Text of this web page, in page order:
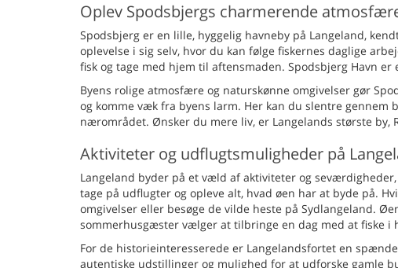
Oplev Spodsbjergs charmerende
Spodsbjerg er en lille, hyggelig havneby på Langeland,
oplevelse i sig selv, hvor du kan følge fiskernes daglige
fisk og tage med hjem til aftensmaden. Spodsbjerg Havn
Byens rolige atmosfære og naturskønne omgivelser gør
og komme væk fra byens larm. Her kan du slentre gennem
nærområdet. Ønsker du mere liv, er Langelands største by,
Aktiviteter og udflugtsmuligheder på
Langeland byder på et væld af aktiviteter og
tage på udflugter og opleve alt, hvad øen har at byde på.
omgivelser eller besøge de vilde heste på Sydlangeland.
sommerhusgæster vælger at tilbringe en dag med at fiske i
For de historieinteresserede er Langelandsfortet en
autentiske udstillinger og mulighed for at udforske gamle